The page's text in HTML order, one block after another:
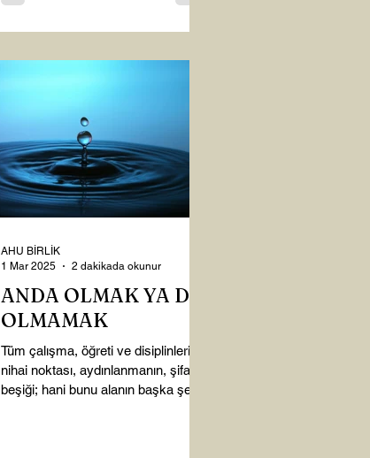
ANDA OLMAK YA DA
OLMAMAK
Tüm çalışma, öğreti ve disiplinlerin
nihai noktası, aydınlanmanın, şifanın
beşiği; hani bunu alanın başka şey
AHU BİRLİK
1 Mar 2025
2 dakikada okunur